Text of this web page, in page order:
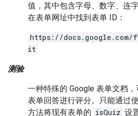
值，其中包含字母、数字、连
在表单网址中找到表单 ID：
https://docs.google.com/
it
测验
一种特殊的 Google 表单文档
表单回答进行评分。只能通过
方法将现有表单的 isQuiz 设